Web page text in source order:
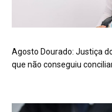
Agosto Dourado: Justiça
que não conseguiu